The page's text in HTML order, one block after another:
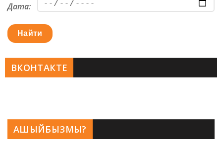
АШЫЙБЫЗМЫ?
Дата:
Найти
ВКОНТАКТЕ